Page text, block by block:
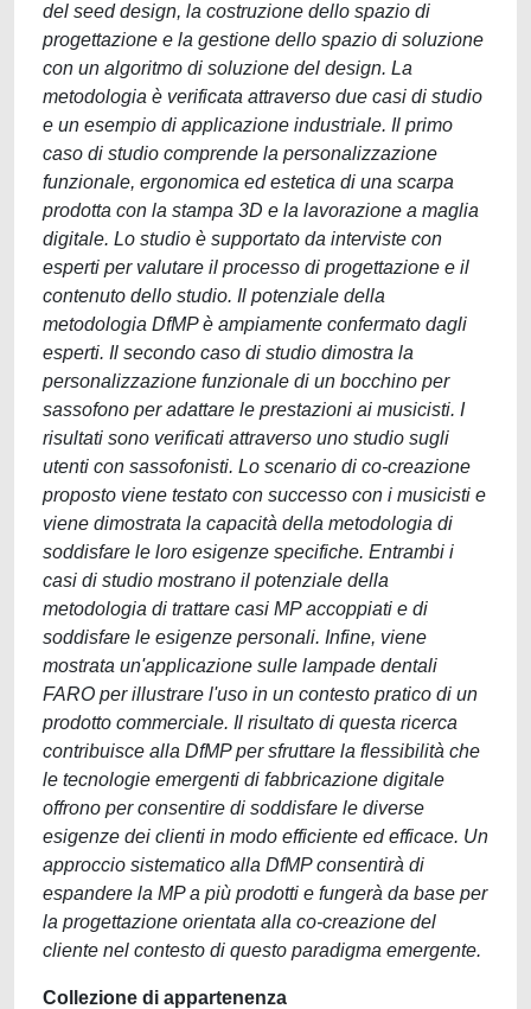
del seed design, la costruzione dello spazio di
progettazione e la gestione dello spazio di soluzione
con un algoritmo di soluzione del design. La
metodologia è verificata attraverso due casi di studio
e un esempio di applicazione industriale. Il primo
caso di studio comprende la personalizzazione
funzionale, ergonomica ed estetica di una scarpa
prodotta con la stampa 3D e la lavorazione a maglia
digitale. Lo studio è supportato da interviste con
esperti per valutare il processo di progettazione e il
contenuto dello studio. Il potenziale della
metodologia DfMP è ampiamente confermato dagli
esperti. Il secondo caso di studio dimostra la
personalizzazione funzionale di un bocchino per
sassofono per adattare le prestazioni ai musicisti. I
risultati sono verificati attraverso uno studio sugli
utenti con sassofonisti. Lo scenario di co-creazione
proposto viene testato con successo con i musicisti e
viene dimostrata la capacità della metodologia di
soddisfare le loro esigenze specifiche. Entrambi i
casi di studio mostrano il potenziale della
metodologia di trattare casi MP accoppiati e di
soddisfare le esigenze personali. Infine, viene
mostrata un'applicazione sulle lampade dentali
FARO per illustrare l'uso in un contesto pratico di un
prodotto commerciale. Il risultato di questa ricerca
contribuisce alla DfMP per sfruttare la flessibilità che
le tecnologie emergenti di fabbricazione digitale
offrono per consentire di soddisfare le diverse
esigenze dei clienti in modo efficiente ed efficace. Un
approccio sistematico alla DfMP consentirà di
espandere la MP a più prodotti e fungerà da base per
la progettazione orientata alla co-creazione del
cliente nel contesto di questo paradigma emergente.
Collezione di appartenenza